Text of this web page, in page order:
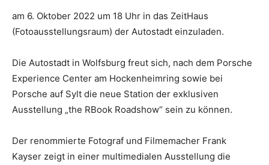
am 6. Oktober 2022 um 18 Uhr in das ZeitHaus
(Fotoausstellungsraum) der Autostadt einzuladen.
Die Autostadt in Wolfsburg freut sich, nach dem Porsche
Experience Center am Hockenheimring sowie bei
Porsche auf Sylt die neue Station der exklusiven
Ausstellung „the RBook Roadshow“ sein zu können.
Der renommierte Fotograf und Filmemacher Frank
Kayser zeigt in einer multimedialen Ausstellung die